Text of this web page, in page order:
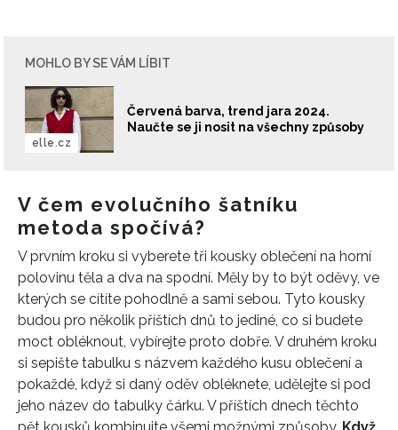
MOHLO BY SE VÁM LÍBIT
Červená barva, trend jara 2024.
Naučte se ji nosit na všechny způsoby
elle.cz
V čem evolučního šatníku
metoda spočívá?
V prvním kroku si vyberete tři kousky oblečení na horní
polovinu těla a dva na spodní. Měly by to být oděvy, ve
kterých se cítíte pohodlně a sami sebou. Tyto kousky
budou pro několik příštích dnů to jediné, co si budete
moct obléknout, vybírejte proto dobře. V druhém kroku
si sepište tabulku s názvem každého kusu oblečení a
pokaždé, když si daný oděv obléknete, udělejte si pod
jeho název do tabulky čárku. V příštích dnech těchto
pět kousků kombinujte všemi možnými způsoby. Když